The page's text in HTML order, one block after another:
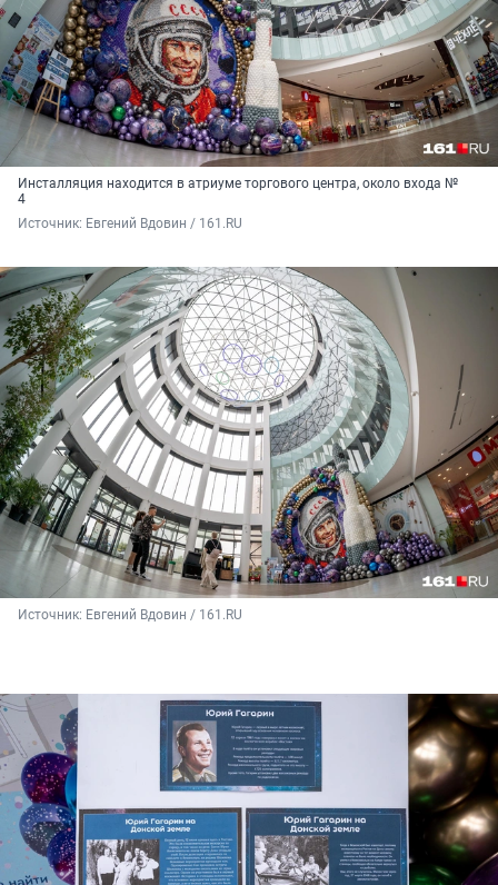
Инсталляция находится в атриуме торгового центра, около входа №
4
Источник: Евгений Вдовин / 161.RU
Источник: Евгений Вдовин / 161.RU